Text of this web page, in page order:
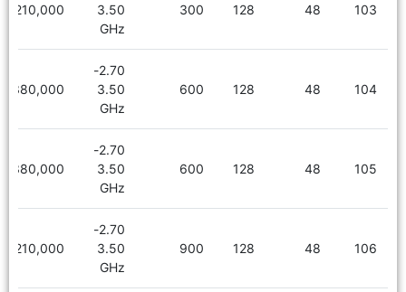
103
48
128
300
3.50
GHz
6,210,000
104
48
128
600
2.70-
3.50
GHz
6,380,000
105
48
128
600
2.70-
3.50
GHz
6,380,000
106
48
128
900
2.70-
3.50
GHz
6,210,000